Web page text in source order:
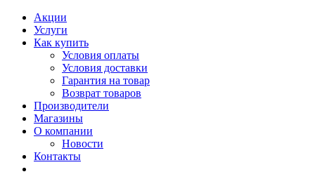
Акции
Услуги
Как купить
Условия оплаты
Условия доставки
Гарантия на товар
Возврат товаров
Производители
Магазины
О компании
Новости
Контакты